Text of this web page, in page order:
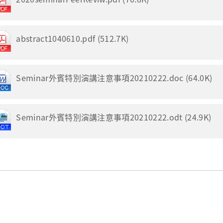
abstract1040610.pdf (512.7K)
Seminar外賓特別演講注意事項20210222.doc (64.0K)
Seminar外賓特別演講注意事項20210222.odt (24.9K)